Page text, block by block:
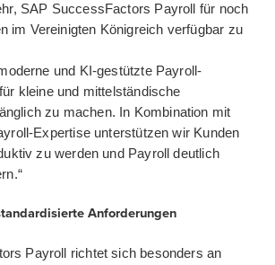
SAP SuccessFactors Payroll für noch
im Vereinigten Königreich verfügbar zu
und KI-gestützte Payroll-
kleine und mittelständische
zu machen. In Kombination mit
Expertise unterstützen wir Kunden
zu werden und Payroll deutlich
Anforderungen
Payroll richtet sich besonders an